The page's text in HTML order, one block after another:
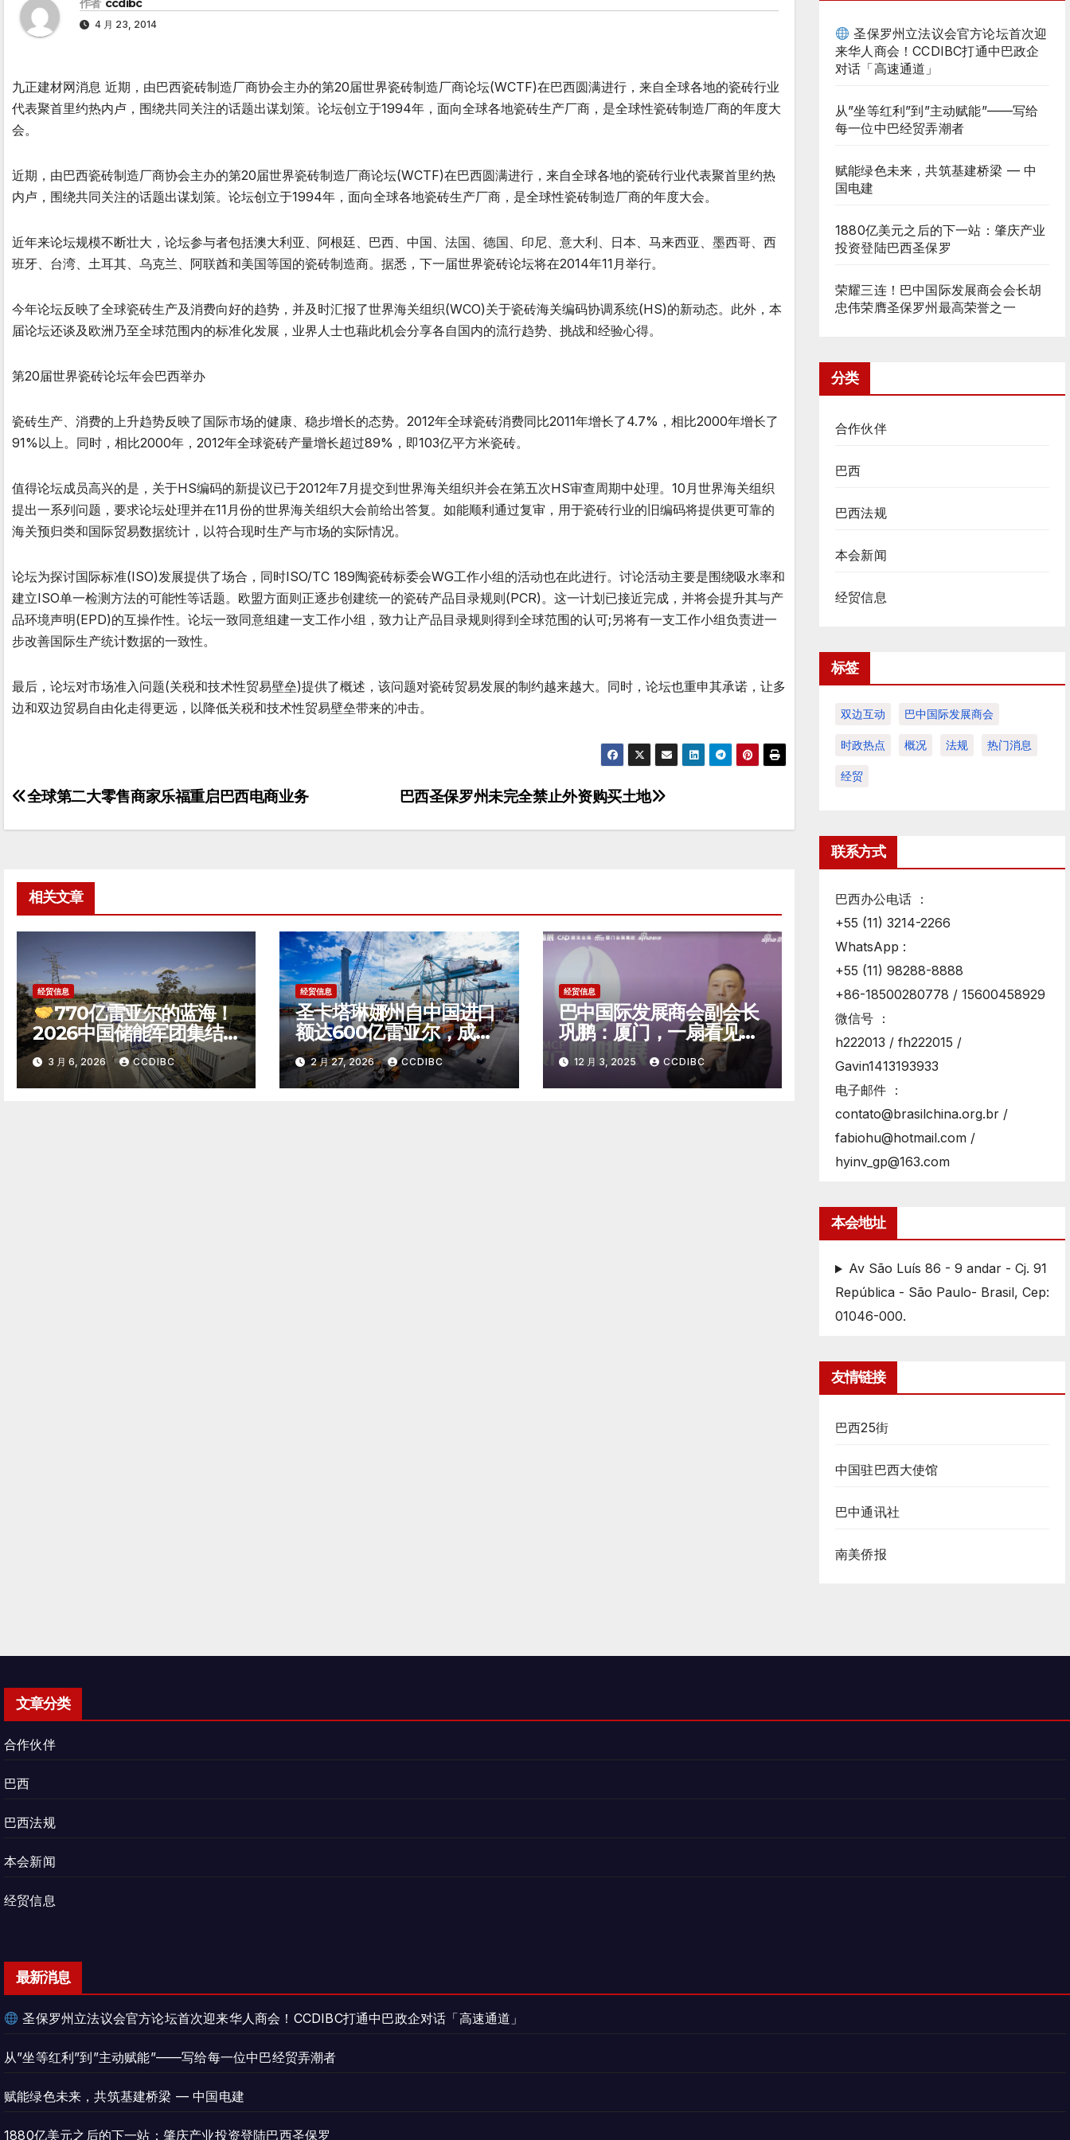
作者 ccdibc
4 月 23, 2014
九正建材网消息 近期，由巴西瓷砖制造厂商协会主办的第20届世界瓷砖制造厂商论坛(WCTF)在巴西圆满进行，来自全球各地的瓷砖行业
代表聚首里约热内卢，围绕共同关注的话题出谋划策。论坛创立于1994年，面向全球各地瓷砖生产厂商，是全球性瓷砖制造厂商的年度大
会。
近期，由巴西瓷砖制造厂商协会主办的第20届世界瓷砖制造厂商论坛(WCTF)在巴西圆满进行，来自全球各地的瓷砖行业代表聚首里约热
内卢，围绕共同关注的话题出谋划策。论坛创立于1994年，面向全球各地瓷砖生产厂商，是全球性瓷砖制造厂商的年度大会。
近年来论坛规模不断壮大，论坛参与者包括澳大利亚、阿根廷、巴西、中国、法国、德国、印尼、意大利、日本、马来西亚、墨西哥、西
班牙、台湾、土耳其、乌克兰、阿联酋和美国等国的瓷砖制造商。据悉，下一届世界瓷砖论坛将在2014年11月举行。
今年论坛反映了全球瓷砖生产及消费向好的趋势，并及时汇报了世界海关组织(WCO)关于瓷砖海关编码协调系统(HS)的新动态。此外，本
届论坛还谈及欧洲乃至全球范围内的标准化发展，业界人士也藉此机会分享各自国内的流行趋势、挑战和经验心得。
第20届世界瓷砖论坛年会巴西举办
瓷砖生产、消费的上升趋势反映了国际市场的健康、稳步增长的态势。2012年全球瓷砖消费同比2011年增长了4.7%，相比2000年增长了
91%以上。同时，相比2000年，2012年全球瓷砖产量增长超过89%，即103亿平方米瓷砖。
值得论坛成员高兴的是，关于HS编码的新提议已于2012年7月提交到世界海关组织并会在第五次HS审查周期中处理。10月世界海关组织
提出一系列问题，要求论坛处理并在11月份的世界海关组织大会前给出答复。如能顺利通过复审，用于瓷砖行业的旧编码将提供更可靠的
海关预归类和国际贸易数据统计，以符合现时生产与市场的实际情况。
论坛为探讨国际标准(ISO)发展提供了场合，同时ISO/TC 189陶瓷砖标委会WG工作小组的活动也在此进行。讨论活动主要是围绕吸水率和
建立ISO单一检测方法的可能性等话题。欧盟方面则正逐步创建统一的瓷砖产品目录规则(PCR)。这一计划已接近完成，并将会提升其与产
品环境声明(EPD)的互操作性。论坛一致同意组建一支工作小组，致力让产品目录规则得到全球范围的认可;另将有一支工作小组负责进一
步改善国际生产统计数据的一致性。
最后，论坛对市场准入问题(关税和技术性贸易壁垒)提供了概述，该问题对瓷砖贸易发展的制约越来越大。同时，论坛也重申其承诺，让多
边和双边贸易自由化走得更远，以降低关税和技术性贸易壁垒带来的冲击。
文
章
航
巴西圣保罗州未完全禁止外资购买土地
全球第二大零售商家乐福重启巴西电商业务
相关文章
经贸信息
770亿雷亚尔的蓝海！
2026中国储能军团集结
巴西，竞逐南美能源转型
新极点
3 月 6, 2026 CCDIBC
经贸信息
圣卡塔琳娜州自中国进口
额达600亿雷亚尔，成为
巴西第二大中国商品进口
州2 月 27, 2026 CCDIBC
经贸信息
巴中国际发展商会副会长
巩鹏：厦门，一扇看见中
国精品咖啡未来的窗口
12 月 3, 2025 CCDIBC
圣保罗州立法议会官方论坛首次迎
来华人商会！CCDIBC打通中巴政企
对话「高速通道」
从”坐等红利”到”主动赋能”——写给
每一位中巴经贸弄潮者
赋能绿色未来，共筑基建桥梁 — 中
国电建
1880亿美元之后的下一站：肇庆产业
投资登陆巴西圣保罗
荣耀三连！巴中国际发展商会会长胡
忠伟荣膺圣保罗州最高荣誉之一
分类
合作伙伴
巴西
巴西法规
本会新闻
经贸信息
标签
双边互动 巴中国际发展商会
时政热点 概况 法规 热门消息
经贸
联系方式
巴西办公电话 ：
+55 (11) 3214-2266
WhatsApp :
+55 (11) 98288-8888
+86-18500280778 / 15600458929
微信号 ：
h222013 / fh222015 /
Gavin1413193933
电子邮件 ：
contato@brasilchina.org.br /
fabiohu@hotmail.com /
hyinv_gp@163.com
本会地址
Av São Luís 86 - 9 andar - Cj. 91
República - São Paulo- Brasil, Cep:
01046-000.
友情链接
巴西25街
中国驻巴西大使馆
巴中通讯社
南美侨报
文章分类
合作伙伴
巴西
巴西法规
本会新闻
经贸信息
最新消息
圣保罗州立法议会官方论坛首次迎来华人商会！CCDIBC打通中巴政企对话「高速通道」
从”坐等红利”到”主动赋能”——写给每一位中巴经贸弄潮者
赋能绿色未来，共筑基建桥梁 — 中国电建
1880亿美元之后的下一站：肇庆产业投资登陆巴西圣保罗